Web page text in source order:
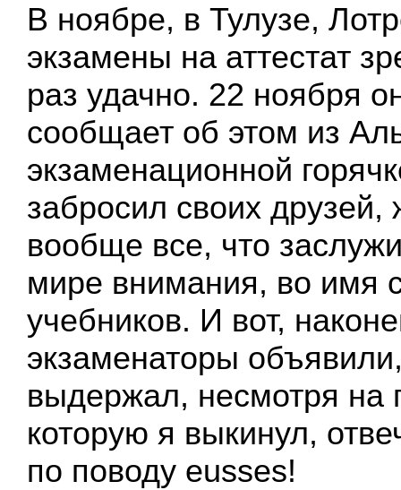
В ноябре, в Тулузе,
экзамены на аттестат
раз удачно. 22 ноября
сообщает об этом из
экзаменационной
забросил своих друзей,
вообще все, что
мире внимания, во имя
учебников. И вот,
экзаменаторы
выдержал, несмотря на
которую я выкинул,
по поводу eusses!